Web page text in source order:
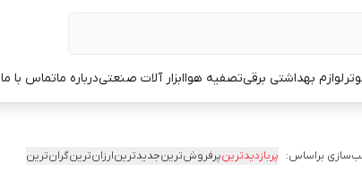
لوازم بهداشتی برقیتصفیه هواابزار آلات صنعتیدرباره ماتماس با ما
براساس: پربازدیدترینپرفروش‌ترینجدیدترینارزان‌ترینگران‌ترین